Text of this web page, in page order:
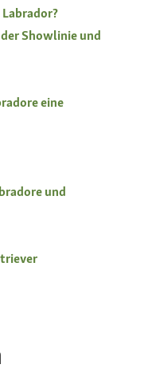
Showlinie und
eine
und